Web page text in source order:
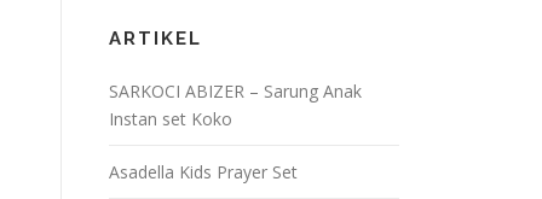
ARTIKEL
SARKOCI ABIZER – Sarung Anak
Instan set Koko
Asadella Kids Prayer Set